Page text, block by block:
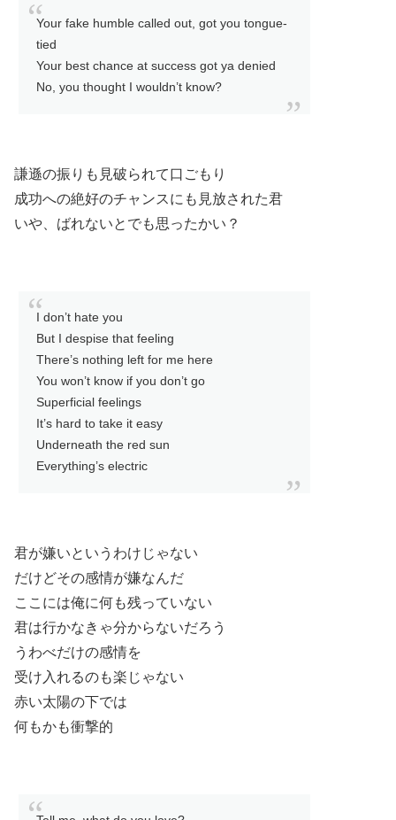
Your fake humble called out, got you tongue-
tied
Your best chance at success got ya denied
No, you thought I wouldn’t know?
謙遜の振りも見破られて口ごもり
成功への絶好のチャンスにも見放された君
いや、ばれないとでも思ったかい？
I don’t hate you
But I despise that feeling
There’s nothing left for me here
You won’t know if you don’t go
Superficial feelings
It’s hard to take it easy
Underneath the red sun
Everything’s electric
君が嫌いというわけじゃない
だけどその感情が嫌なんだ
ここには俺に何も残っていない
君は行かなきゃ分からないだろう
うわべだけの感情を
受け入れるのも楽じゃない
赤い太陽の下では
何もかも衝撃的